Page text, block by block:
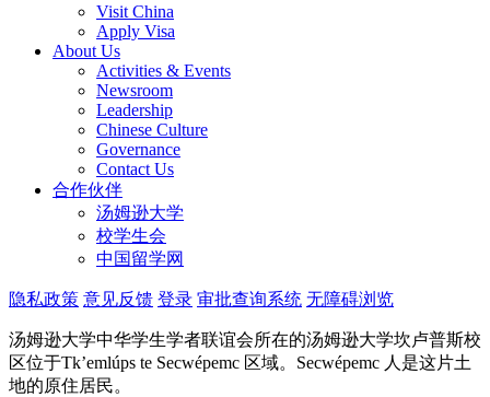
Visit China
Apply Visa
About Us
Activities & Events
Newsroom
Leadership
Chinese Culture
Governance
Contact Us
合作伙伴
汤姆逊大学
校学生会
中国留学网
隐私政策 意见反馈 登录 审批查询系统 无障碍浏览
汤姆逊大学中华学生学者联谊会所在的汤姆逊大学坎卢普斯校
区位于Tk’emlúps te Secwépemc 区域。Secwépemc 人是这片土
地的原住居民。